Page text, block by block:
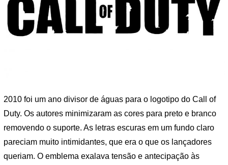
2010 foi um ano divisor de águas para o logotipo do Call of
Duty. Os autores minimizaram as cores para preto e branco
removendo o suporte. As letras escuras em um fundo claro
pareciam muito intimidantes, que era o que os lançadores
queriam. O emblema exalava tensão e antecipação às